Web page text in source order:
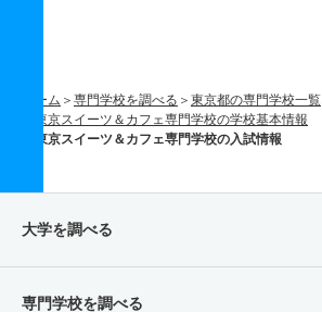
ホーム 専門学校を調べる
東京都の専門学校一覧
東京スイーツ＆カフェ専門学校の学校基本情報
東京スイーツ＆カフェ専門学校の入試情報
大学を調べる
専門学校を調べる